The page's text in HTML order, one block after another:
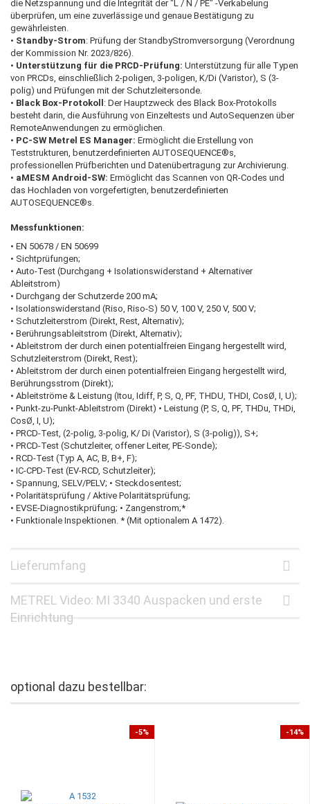
die Netzspannung und die Integrität der "L / N / PE" -Verkabelung
überprüfen, um eine zuverlässige und genaue Bestätigung zu
gewährleisten.
• Standby-Strom: Prüfung der StandbyStromversorgung (Verordnung
der Kommission Nr. 2023/826).
• Unterstützung für die PRCD-Prüfung: Unterstützung für alle Typen
von PRCDs, einschließlich 2-poligen, 3-poligen, K/Di (Varistor), S (3-
polig) und Prüfungen mit der Schutzleitersonde.
• Black Box-Protokoll: Der Hauptzweck des Black Box-Protokolls
besteht darin, die Ausführung von Einzeltests und AutoSequenzen über
RemoteAnwendungen zu ermöglichen.
• PC-SW Metrel ES Manager: Ermöglicht die Erstellung von
Teststrukturen, benutzerdefinierten AUTOSEQUENCE®s,
professionellen Prüfberichten und Datenübertragung zur Archivierung.
• aMESM Android-SW: Ermöglicht das Scannen von QR-Codes und
das Hochladen von vorgefertigten, benutzerdefinierten
AUTOSEQUENCE®s.
Messfunktionen:
• EN 50678 / EN 50699
• Sichtprüfungen;
• Auto-Test (Durchgang + Isolationswiderstand + Alternativer
Ableitstrom)
• Durchgang der Schutzerde 200 mA;
• Isolationswiderstand (Riso, Riso-S) 50 V, 100 V, 250 V, 500 V;
• Schutzleiterstrom (Direkt, Rest, Alternativ);
• Berührungsableitstrom (Direkt, Alternativ);
• Ableitstrom der durch einen potentialfreien Eingang hergestellt wird,
Schutzleiterstrom (Direkt, Rest);
• Ableitstrom der durch einen potentialfreien Eingang hergestellt wird,
Berührungsstrom (Direkt);
• Ableitströme & Leistung (Itou, Idiff, P, S, Q, PF, THDU, THDI, CosØ, I, U);
• Punkt-zu-Punkt-Ableitstrom (Direkt) • Leistung (P, S, Q, PF, THDu, THDi,
CosØ, I, U);
• PRCD-Test, (2-polig, 3-polig, K/ Di (Varistor), S (3-polig)), S+;
• PRCD-Test (Schutzleiter, offener Leiter, PE-Sonde);
• RCD-Test (Typ A, AC, B, B+, F);
• IC-CPD-Test (EV-RCD, Schutzleiter);
• Spannung, SELV/PELV; • Steckdosentest;
• Polaritätsprüfung / Aktive Polaritätsprüfung;
• EVSE-Diagnostikprüfung; • Zangenstrom;*
• Funktionale Inspektionen. * (Mit optionalem A 1472).
Lieferumfang
METREL Video: MI 3340 Auspacken und erste
Einrichtung
optional dazu bestellbar:
-5% -14%